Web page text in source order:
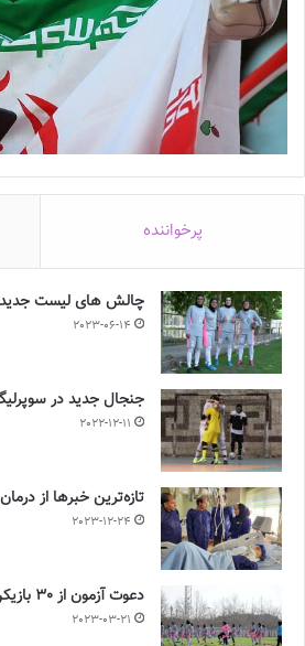
پرخواننده
چالش هاى ليست جدید
2023-06-14
جنجال جدید در
2022-12-11
تازه‌ترین خبرها از درمان ۲ ملی‌پوش فوتبال زنان
2023-12-24
دعوت آزمون از 30 بازیکن به اردوی تیم ملی
2023-03-21